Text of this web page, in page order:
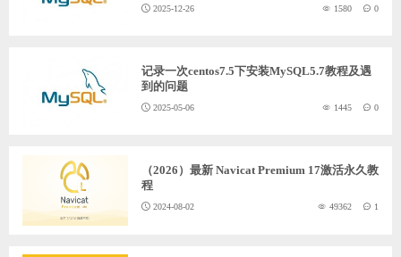
优秀个人博客
省钱帮
2025-12-26 1580 0
记录一次centos7.5下安装MySQL5.7教程及遇
到的问题
2025-05-06 1445 0
（2026）最新 Navicat Premium 17激活永久教
程
2024-08-02 49362 1